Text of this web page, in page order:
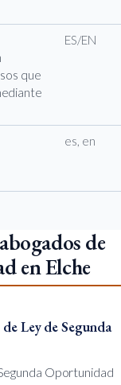
que
ES/EN
es, en
de
en Elche
Ley de Segunda
Oportunidad